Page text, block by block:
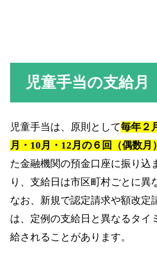
児童手当の支給月
児童手当は、原則として毎年２
月・10月・12月の６回（偶数月）
た金融機関の預金口座に振り込
り、支給日は市区町村ごとに異
なお、新規で認定請求や額改定
は、定例の支給日と異なるタイ
給されることがあります。